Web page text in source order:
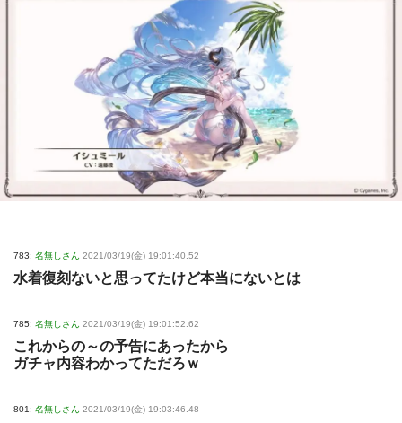
783: 名無しさん 2021/03/19(金) 19:01:40.52
水着復刻ないと思ってたけど本当にないとは
785: 名無しさん 2021/03/19(金) 19:01:52.62
これからの～の予告にあったから
ガチャ内容わかってただろｗ
801: 名無しさん 2021/03/19(金) 19:03:46.48